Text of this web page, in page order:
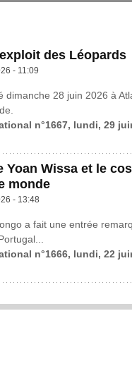
des Léopards
- 11:09
dimanche 28 juin 2026 à
n°1667, lundi, 29
Yoan Wissa et le
monde
- 13:48
a fait une entrée
n°1666, lundi, 22